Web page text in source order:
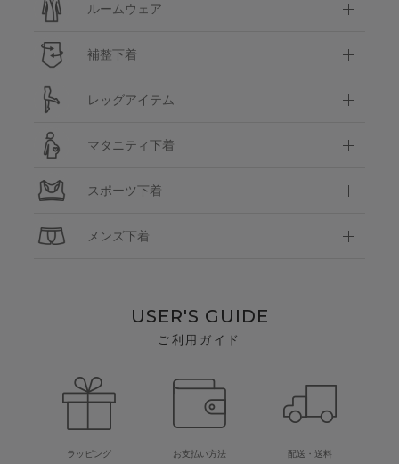
ルームウェア
補整下着
レッグアイテム
マタニティ下着
スポーツ下着
メンズ下着
USER'S GUIDE
ご利用ガイド
ラッピング
お支払い方法
配送・送料